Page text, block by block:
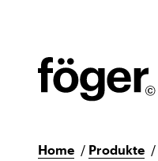
Home / Produkte /